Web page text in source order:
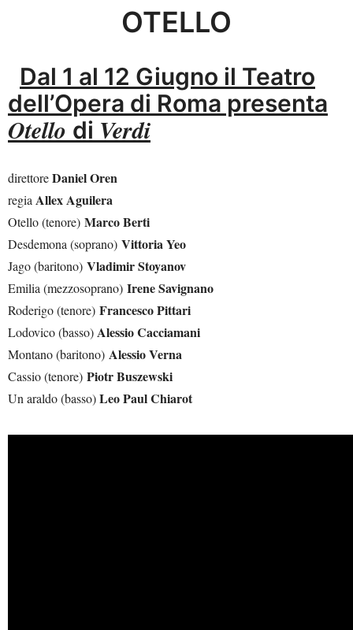
OTELLO
Dal 1 al 12 Giugno il Teatro
dell’Opera di Roma presenta
Otello di Verdi
direttoreDaniel Oren
regia Allex Aguilera
Otello (tenore) Marco Berti
Desdemona (soprano) Vittoria Yeo
Jago (baritono) Vladimir Stoyanov
Emilia (mezzosoprano) Irene Savignano
Roderigo (tenore) Francesco Pittari
Lodovico (basso)Alessio Cacciamani
Montano (baritono) Alessio Verna
Cassio (tenore) Piotr Buszewski
Un araldo (basso)Leo Paul Chiarot